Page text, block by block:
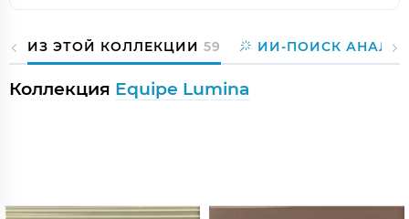
ИЗ ЭТОЙ КОЛЛЕКЦИИ 59 ИИ-ПОИСК
Коллекция Equipe Lumina